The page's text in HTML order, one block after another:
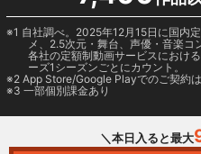
1 自社調べ。2025年12月15日に国内
メ、2.5次元・舞台、声優・音楽コ
各社の定額制動画サービスにおけ
ーズ1シーズンごとにカウント。
2 App Store/Google Playでのご契約
3 一部個別課金あり
＼本日入ると最大